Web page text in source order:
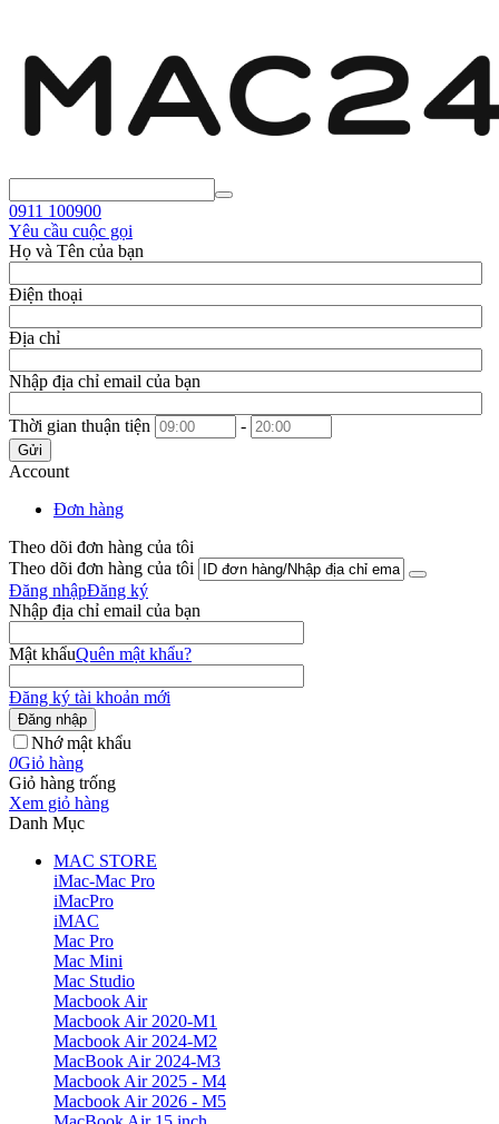
0911 100900
Yêu cầu cuộc gọi
Họ và Tên của bạn
Điện thoại
Địa chỉ
Nhập địa chỉ email của bạn
Thời gian thuận tiện -
Gửi
Account
Đơn hàng
Theo dõi đơn hàng của tôi
Theo dõi đơn hàng của tôi
Đăng nhậpĐăng ký
Nhập địa chỉ email của bạn
Mật khẩuQuên mật khẩu?
Đăng ký tài khoản mới
Đăng nhập
Nhớ mật khẩu
0Giỏ hàng
Giỏ hàng trống
Xem giỏ hàng
Danh Mục
MAC STORE
iMac-Mac Pro
iMacPro
iMAC
Mac Pro
Mac Mini
Mac Studio
Macbook Air
Macbook Air 2020-M1
Macbook Air 2024-M2
MacBook Air 2024-M3
Macbook Air 2025 - M4
Macbook Air 2026 - M5